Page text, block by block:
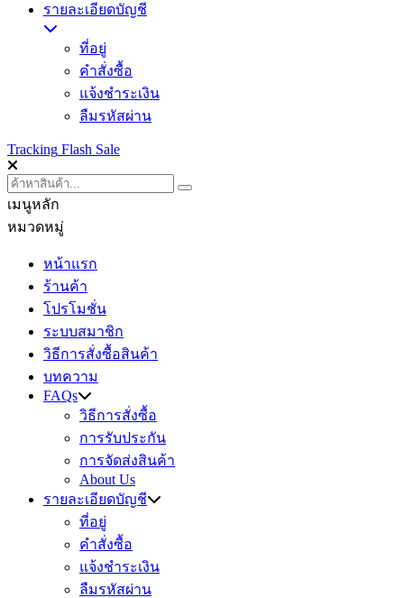
รายละเอียดบัญชี
ที่อยู่
คำสั่งซื้อ
แจ้งชำระเงิน
ลืมรหัสผ่าน
Tracking Flash Sale
เมนูหลัก
หมวดหมู่
หน้าแรก
ร้านค้า
โปรโมชั่น
ระบบสมาชิก
วิธีการสั่งซื้อสินค้า
บทความ
FAQs
วิธีการสั่งซื้อ
การรับประกัน
การจัดส่งสินค้า
About Us
รายละเอียดบัญชี
ที่อยู่
คำสั่งซื้อ
แจ้งชำระเงิน
ลืมรหัสผ่าน